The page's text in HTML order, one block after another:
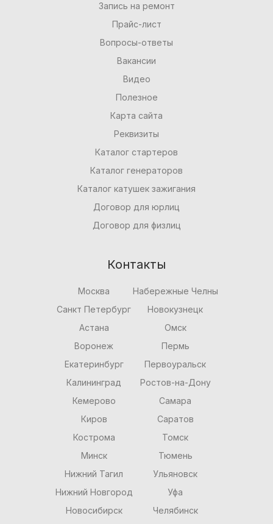
Запись на ремонт
Прайс-лист
Вопросы-ответы
Вакансии
Видео
Полезное
Карта сайта
Реквизиты
Каталог стартеров
Каталог генераторов
Каталог катушек зажигания
Договор для юрлиц
Договор для физлиц
Контакты
Москва
Санкт Петербург
Астана
Воронеж
Екатеринбург
Калининград
Кемерово
Киров
Кострома
Минск
Нижний Тагил
Нижний Новгород
Новосибирск
Набережные Челны
Новокузнецк
Омск
Пермь
Первоуральск
Ростов-на-Дону
Самара
Саратов
Томск
Тюмень
Ульяновск
Уфа
Челябинск